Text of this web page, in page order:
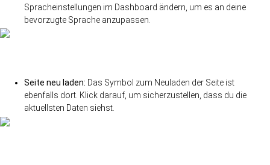
Spracheinstellungen im Dashboard ändern, um es an deine
bevorzugte Sprache anzupassen.
Seite neu laden: Das Symbol zum Neuladen der Seite ist
ebenfalls dort. Klick darauf, um sicherzustellen, dass du die
aktuellsten Daten siehst.